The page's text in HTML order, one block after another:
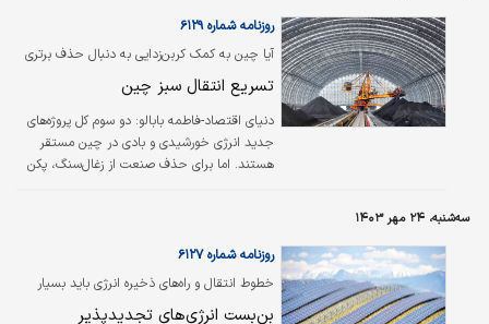
آیا چین به کمک کربن‌زدایی به دنبال حذف برتری
آمریکا است؟
روزنامه شماره ۶۱۲۹
تسریع انتقال سبز چین
دنیای اقتصاد-فاطمه بابالو: دو سوم کل پروژه‌های
جدید انرژی خورشیدی و بادی در چین مستقر
هستند. اما برای حذف صنعت از زغال‌سنگ، پکن
استقلال انرژی چین است. به گزارش فایننشال
تایمز، مقیاس و سرعت دور شدن چین از
سوخت‌های فسیلی، از پیش‌بینی‌های بین‌المللی و
حتی اهداف خود پکن فراتر رفته و جهان را در
سه‌شنبه، ۲۴ مهر ۱۴۰۳
خطوط انتقال و راه‌‌‌های ذخیره انرژی باید بسیار
سریع‌تر مستقر شوند
روزنامه شماره ۶۱۲۷
بن‌‌‌بست انرژی‌‌‌های تجدیدپذیر